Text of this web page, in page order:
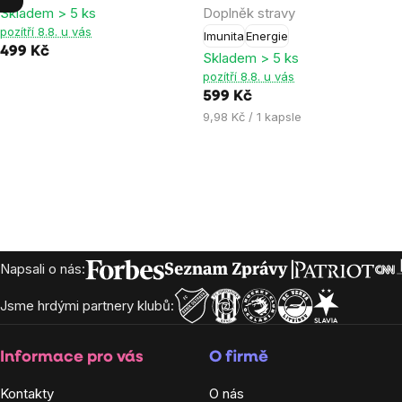
4,4
z
Skladem > 5 ks
pozítří 8.8. u vás
499 Kč
Doplněk stravy
Imunita Energie
5,0
z
5
hvězdiček.
Skladem > 5 ks
pozítří 8.8. u vás
599 Kč
Měrná
9,98 Kč / 1 kapsle
Zápatí
Napsali o nás:
Jsme hrdými partnery klubů:
Informace pro vás
Kontakty
O firmě
O nás